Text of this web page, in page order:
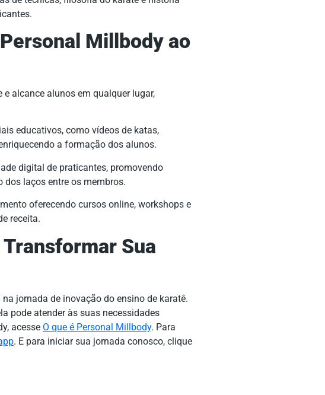
Millbody ao
e alcance alunos em qualquer lugar,
educativos, como vídeos de katas,
a formação dos alunos.
digital de praticantes, promovendo
dos laços entre os membros.
oferecendo cursos online, workshops e
receita.
Sua
jornada de inovação do ensino de karatê.
pode atender às suas necessidades
acesse O que é Personal Millbody. Para
. E para iniciar sua jornada conosco, clique